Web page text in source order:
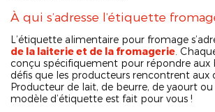
À qui s’adresse l’étiquette
L’étiquette alimentaire pour fromage
de la laiterie et de la fromagerie .
conçu spécifiquement pour répondre aux
défis que les producteurs rencontrent aux
Producteur de lait, de beurre, de yaourt
modèle d’étiquette est fait pour vous !